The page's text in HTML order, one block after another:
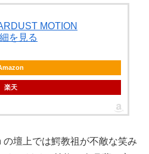
MOTION
を見る
楽天
壇上では鰐教祖が不敵な笑み